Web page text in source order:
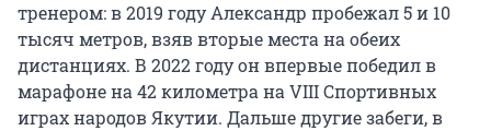
тренером: в 2019 году Александр пробежал 5 и 10
тысяч метров, взяв вторые места на обеих
дистанциях. В 2022 году он впервые победил в
марафоне на 42 километра на VIII Спортивных
играх народов Якутии. Дальше другие забеги, в